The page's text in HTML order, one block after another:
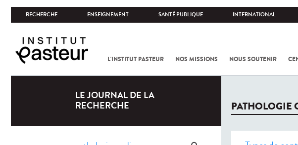
RECHERCHE ENSEIGNEMENT SANTÉ PUBLIQUE INTERNATIONAL
L'INSTITUT PASTEUR NOS MISSIONS NOUS SOUTENIR
LE JOURNAL DE LA
RECHERCHE
PATHOLOGIE